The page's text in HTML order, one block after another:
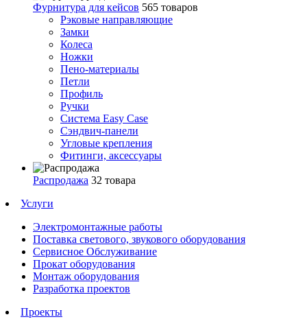
Фурнитура для кейсов 565 товаров
Рэковые направляющие
Замки
Колеса
Ножки
Пено-материалы
Петли
Профиль
Ручки
Система Easy Case
Сэндвич-панели
Угловые крепления
Фитинги, аксессуары
Распродажа 32 товара
Услуги
Электромонтажные работы
Поставка светового, звукового оборудования
Сервисное Обслуживание
Прокат оборудования
Монтаж оборудования
Разработка проектов
Проекты